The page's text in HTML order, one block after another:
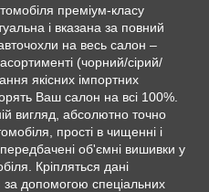
преміум-класу
і вказана за повний
на весь салон –
(чорний/сірий/
якісних імпортних
Ваш салон на всі 100%.
вигляд, абсолютно точно
прості в чищенні і
об'ємні вишивки у
Кріпляться дані
за допомогою спеціальних